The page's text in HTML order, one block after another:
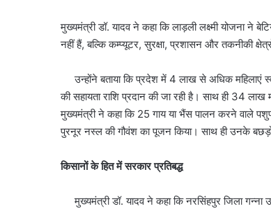
मुख्यमंत्री डॉ. यादव ने कहा कि लाड़ली लक्ष्मी योजना ने
नहीं हैं, बल्कि कम्प्यूटर, सुरक्षा, प्रशासन और तकनीकी
उन्होंने बताया कि प्रदेश में 4 लाख से अधिक महिलाएं
की सहायता राशि प्रदान की जा रही है। साथ ही 34
मुख्यमंत्री ने कहा कि 25 गाय या भैंस पालन करने वाले
पुरनूर नस्ल की गौवंश का पूजन किया। साथ ही उनके
किसानों के हित में सरकार प्रतिबद्ध
मुख्यमंत्री डॉ. यादव ने कहा कि नरसिंहपुर जिला गन्ना